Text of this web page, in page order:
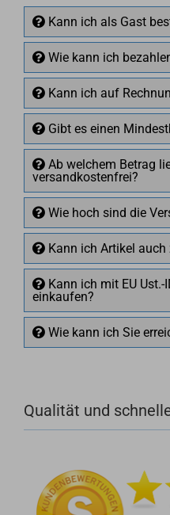
Kann ich als Gast
Wie kann ich
Kann ich auf
Gibt es einen
Ab welchem Betrag
versandkostenfrei?
Wie hoch sind die
Kann ich Artikel auch
Kann ich mit EU
einkaufen?
Wie kann ich Sie
+49 (0)4281
Qualität und